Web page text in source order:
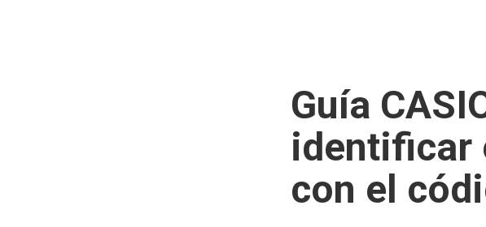
Guía
identificar
con el